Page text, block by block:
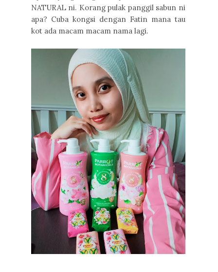
NATURAL ni. Korang pulak panggil sabun ni
apa? Cuba kongsi dengan Fatin mana tau
kot ada macam macam nama lagi.